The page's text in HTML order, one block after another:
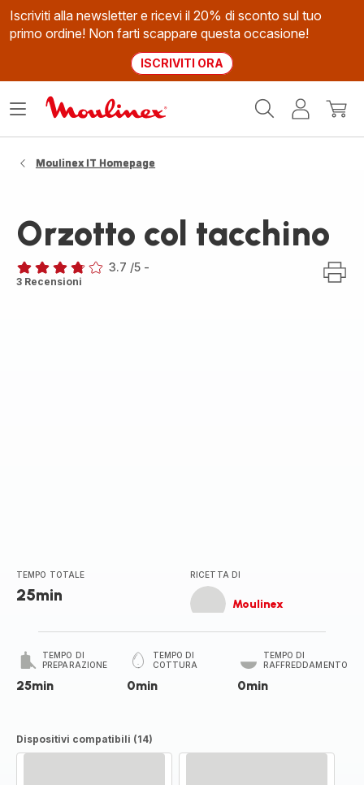
Iscriviti alla newsletter e ricevi il 20% di sconto sul tuo
primo ordine! Non farti scappare questa occasione!
ISCRIVITI ORA
Il
Apri
Moulinex IT Homepage
Orzotto col tacchino
ratings.3.7
3.7 /5 -
3 Recensioni
TEMPO TOTALE
25min
RICETTA DI
Moulinex
TEMPO DI
PREPARAZIONE
25min
TEMPO DI
COTTURA
0min
TEMPO DI
RAFFREDDAMENTO
0min
Dispositivi compatibili (14)